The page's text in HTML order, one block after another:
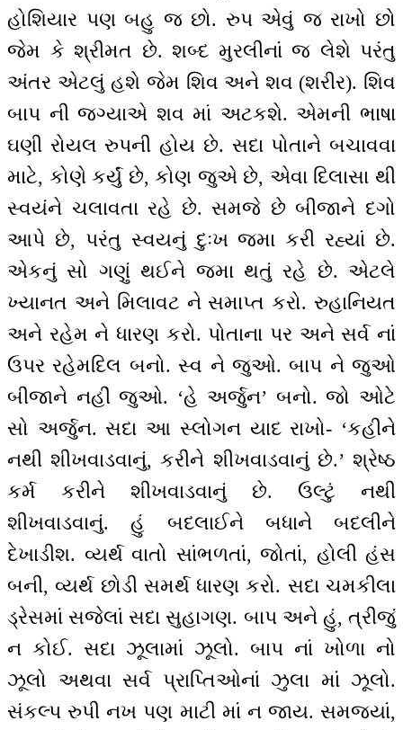
હોશિયાર પણ બહુ જ છો. રુપ એવું જ રાખો છો
જેમ કે શ્રીમત છે. શબ્દ મુરલીનાં જ લેશે પરંતુ
અંતર એટલું હશે જેમ શિવ અને શવ (શરીર). શિવ
બાપ ની જગ્યાએ શવ માં અટકશે. એમની ભાષા
ઘણી રોયલ રુપની હોય છે. સદા પોતાને બચાવવા
માટે, કોણે કર્યું છે, કોણ જુએ છે, એવા દિલાસા થી
સ્વયંને ચલાવતા રહે છે. સમજે છે બીજાને દગો
આપે છે, પરંતુ સ્વયનું દુઃખ જમા કરી રહ્યાં છે.
એકનું સો ગણું થઈને જમા થતું રહે છે. એટલે
ખ્યાનત અને મિલાવટ ને સમાપ્ત કરો. રુહાનિયત
અને રહેમ ને ધારણ કરો. પોતાના પર અને સર્વ નાં
ઉપર રહેમદિલ બનો. સ્વ ને જુઓ. બાપ ને જુઓ
બીજાને નહીં જુઓ. ‘હે અર્જુન’ બનો. જો ઓટે
સો અર્જુન. સદા આ સ્લોગન યાદ રાખો- ‘કહીને
નથી શીખવાડવાનું, કરીને શીખવાડવાનું છે.’ શ્રેષ્ઠ
કર્મ કરીને શીખવાડવાનું છે. ઉલ્ટું નથી
શીખવાડવાનું. હું બદલાઈને બધાને બદલીને
દેખાડીશ. વ્યર્થ વાતો સાંભળતાં, જોતાં, હોલી હંસ
બની, વ્યર્થ છોડી સમર્થ ધારણ કરો. સદા ચમકીલા
ડ્રેસમાં સજેલાં સદા સુહાગણ. બાપ અને હું, ત્રીજું
ન કોઈ. સદા ઝૂલામાં ઝૂલો. બાપ નાં ખોળા નો
ઝૂલો અથવા સર્વ પ્રાપ્તિઓનાં ઝુલા માં ઝૂલો.
સંકલ્પ રુપી નખ પણ માટી માં ન જાય. સમજ્યાં,